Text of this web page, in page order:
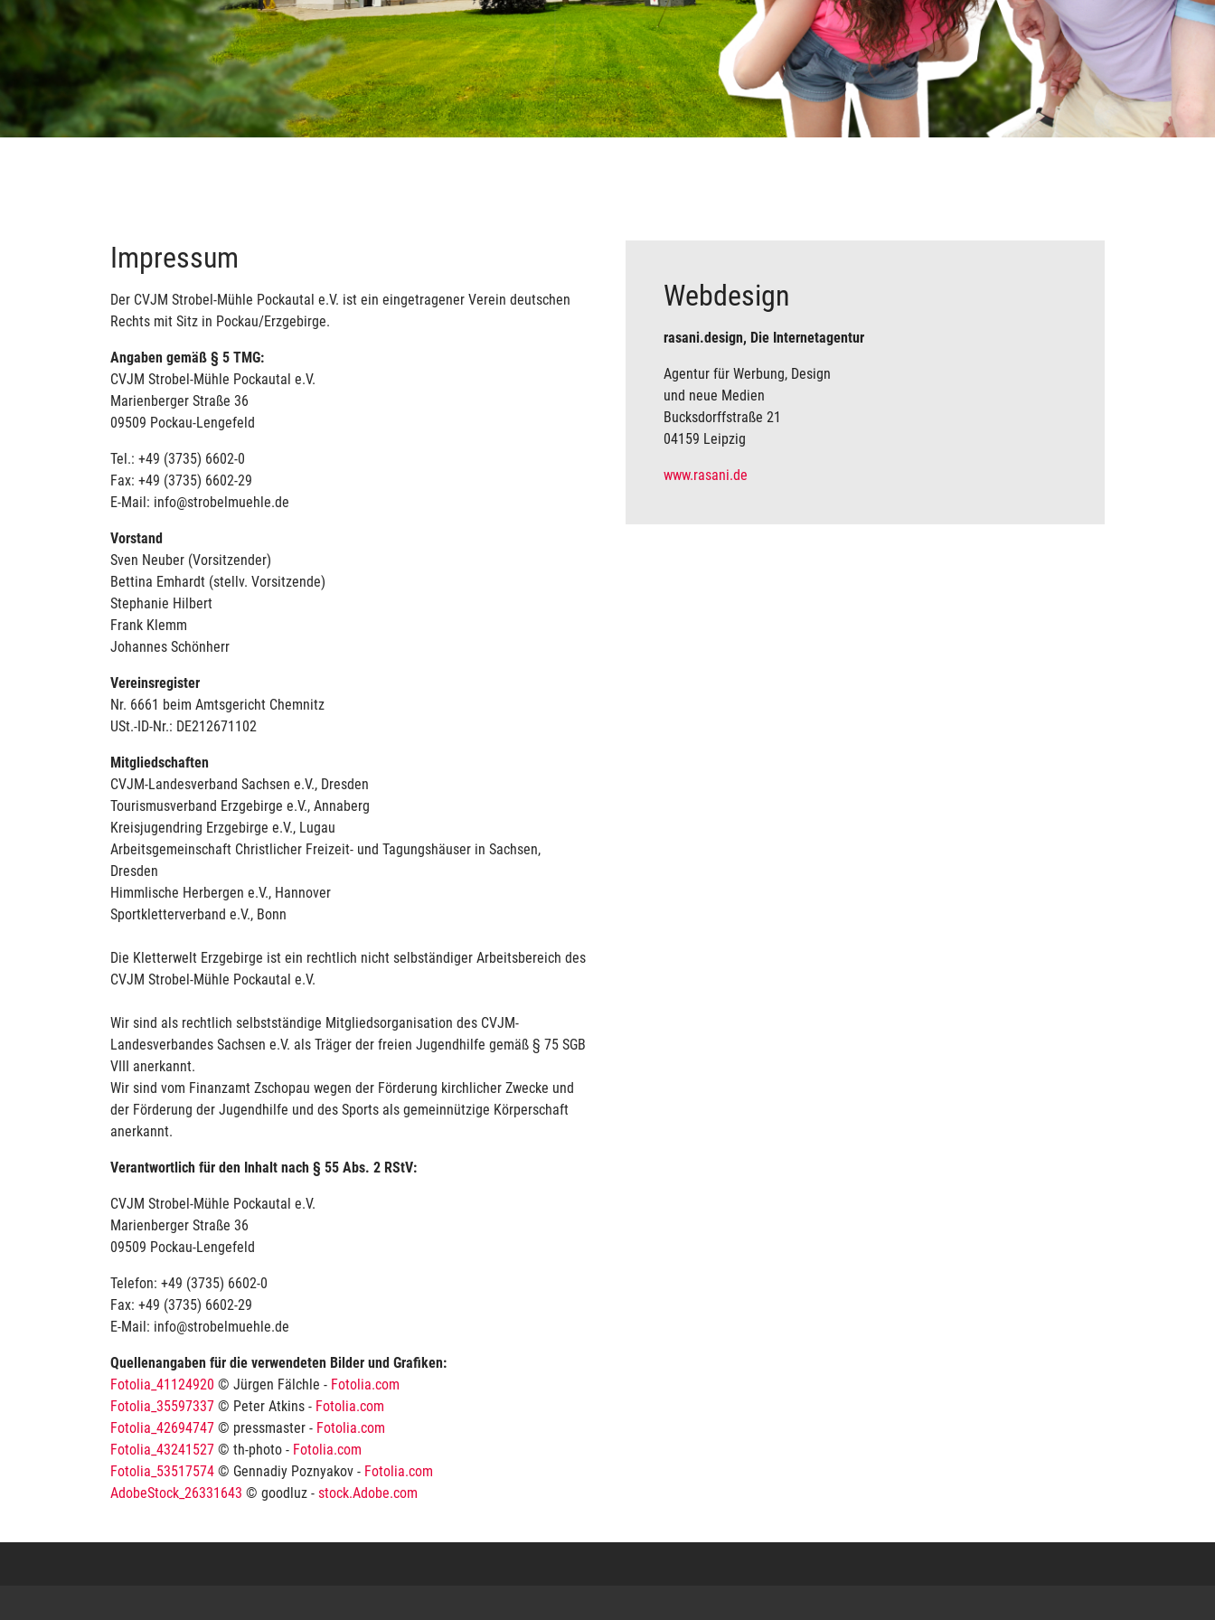
Impressum
Der CVJM Strobel-Mühle Pockautal e.V. ist ein eingetragener Verein deutschen
Rechts mit Sitz in Pockau/Erzgebirge.
Angaben gemäß § 5 TMG:
CVJM Strobel-Mühle Pockautal e.V.
Marienberger Straße 36
09509 Pockau-Lengefeld
Tel.: +49 (3735) 6602-0
Fax: +49 (3735) 6602-29
E-Mail: info@strobelmuehle.de
Vorstand
Sven Neuber (Vorsitzender)
Bettina Emhardt (stellv. Vorsitzende)
Stephanie Hilbert
Frank Klemm
Johannes Schönherr
Vereinsregister
Nr. 6661 beim Amtsgericht Chemnitz
USt.-ID-Nr.: DE212671102
Mitgliedschaften
CVJM-Landesverband Sachsen e.V., Dresden
Tourismusverband Erzgebirge e.V., Annaberg
Kreisjugendring Erzgebirge e.V., Lugau
Arbeitsgemeinschaft Christlicher Freizeit- und Tagungshäuser in Sachsen,
Dresden
Himmlische Herbergen e.V., Hannover
Sportkletterverband e.V., Bonn
Die Kletterwelt Erzgebirge ist ein rechtlich nicht selbständiger Arbeitsbereich des
CVJM Strobel-Mühle Pockautal e.V.
Wir sind als rechtlich selbstständige Mitgliedsorganisation des CVJM-
Landesverbandes Sachsen e.V. als Träger der freien Jugendhilfe gemäß § 75 SGB
VIII anerkannt.
Wir sind vom Finanzamt Zschopau wegen der Förderung kirchlicher Zwecke und
der Förderung der Jugendhilfe und des Sports als gemeinnützige Körperschaft
anerkannt.
Verantwortlich für den Inhalt nach § 55 Abs. 2 RStV:
CVJM Strobel-Mühle Pockautal e.V.
Marienberger Straße 36
09509 Pockau-Lengefeld
Telefon: +49 (3735) 6602-0
Fax: +49 (3735) 6602-29
E-Mail: info@strobelmuehle.de
Quellenangaben für die verwendeten Bilder und Grafiken:
Fotolia_41124920 © Jürgen Fälchle - Fotolia.com
Fotolia_35597337 © Peter Atkins - Fotolia.com
Fotolia_42694747 © pressmaster - Fotolia.com
Fotolia_43241527 © th-photo - Fotolia.com
Fotolia_53517574 © Gennadiy Poznyakov - Fotolia.com
AdobeStock_26331643 © goodluz - stock.Adobe.com
Webdesign
rasani.design, Die Internetagentur
Agentur für Werbung, Design
und neue Medien
Bucksdorffstraße 21
04159 Leipzig
www.rasani.de